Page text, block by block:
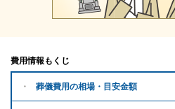
費用情報もくじ
葬儀費用の相場・目安金額